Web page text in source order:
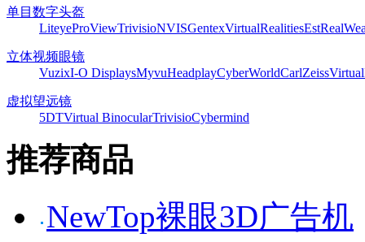
单目数字头盔
LiteyeProViewTrivisioNVISGentexVirtualRealitiesEst
立体视频眼镜
VuzixI-O DisplaysMyvuHeadplayCyberWorldCarlZeiss
虚拟望远镜
5DTVirtual BinocularTrivisioCybermind
推荐商品
NewTop裸眼3D广告机